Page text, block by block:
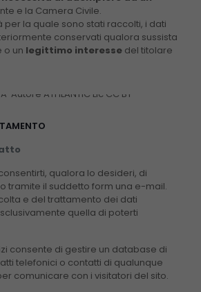
e la Camera Civile.
per la quale sono stati raccolti, i dati
conservati qualora sussista
o un legittimo interesse del titolare
qualora lo desideri, di
tramite il suddetto form una e-mail.
e del trattamento dei dati
quella di poterti
consente di gestire un database di
telefonici o contatti di qualunque
comunicare con i visitatori del sito.
are not
optional. They
are needed for
the website to
Statistici